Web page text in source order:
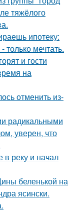
тяжёлого
ипотеку:
только мечтать.
и гости
на
отменить из-
радикальными
уверен, что
в реку и начал
беленькой на
ясински.